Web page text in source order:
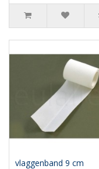
vlaggenband 9 cm